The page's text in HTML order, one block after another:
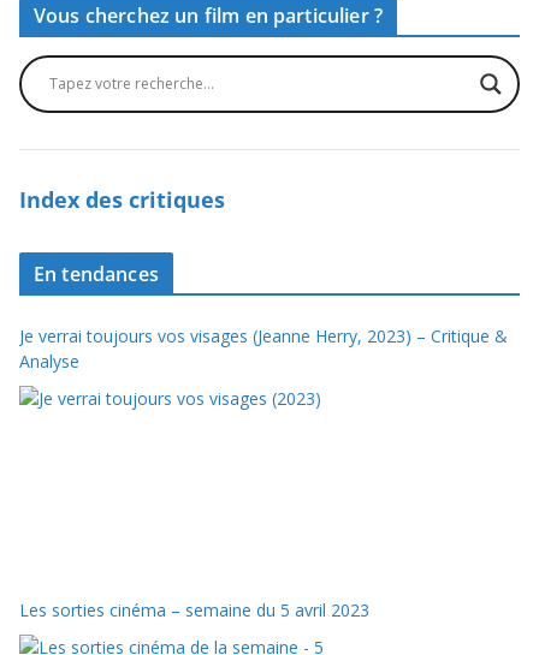
Vous cherchez un film en particulier ?
Index des critiques
En tendances
Je verrai toujours vos visages (Jeanne Herry, 2023) – Critique &
Analyse
Les sorties cinéma – semaine du 5 avril 2023